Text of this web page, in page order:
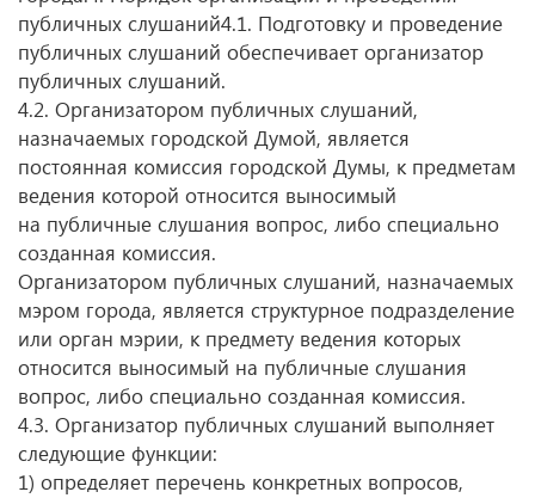
публичных слушаний4.1. Подготовку и проведение
публичных слушаний обеспечивает организатор
публичных слушаний.
4.2. Организатором публичных слушаний,
назначаемых городской Думой, является
постоянная комиссия городской Думы, к предметам
ведения которой относится выносимый
на публичные слушания вопрос, либо специально
созданная комиссия.
Организатором публичных слушаний, назначаемых
мэром города, является структурное подразделение
или орган мэрии, к предмету ведения которых
относится выносимый на публичные слушания
вопрос, либо специально созданная комиссия.
4.3. Организатор публичных слушаний выполняет
следующие функции:
1) определяет перечень конкретных вопросов,